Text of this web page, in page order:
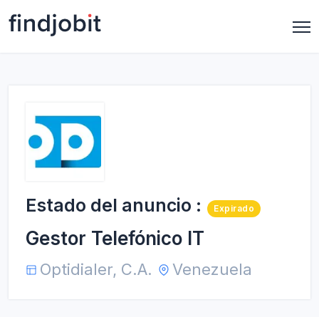
Estado del anuncio : Expirado
Gestor Telefónico IT
Optidialer, C.A. Venezuela